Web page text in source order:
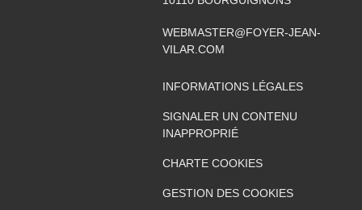
WEBMASTER@FOYER-JEAN-
VILAR.COM
INFORMATIONS LÉGALES
SIGNALER UN CONTENU
INAPPROPRIÉ
CHARTE COOKIES
GESTION DES COOKIES